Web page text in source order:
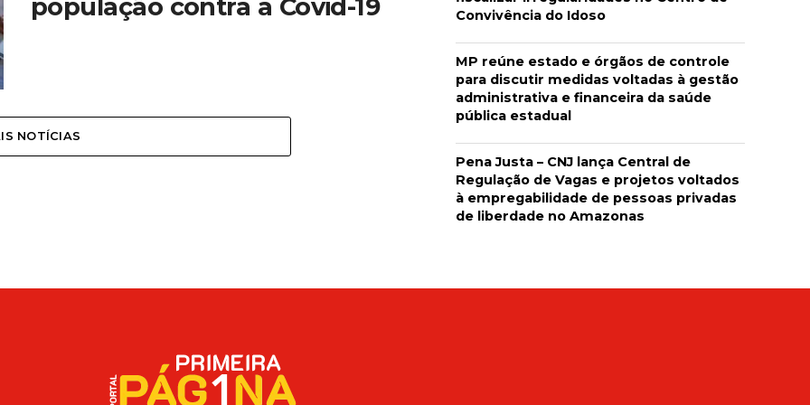
população contra a Covid-19
NOTÍCIAS
Convivência do Idoso
MP reúne estado e órgãos de controle
para discutir medidas voltadas à gestão
administrativa e financeira da saúde
pública estadual
Pena Justa – CNJ lança Central de
Regulação de Vagas e projetos voltados
à empregabilidade de pessoas privadas
de liberdade no Amazonas